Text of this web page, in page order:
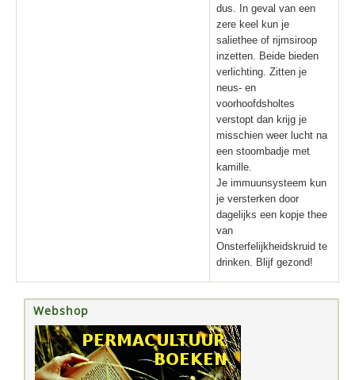
dus. In geval van een
zere keel kun je
saliethee of rijmsiroop
inzetten. Beide bieden
verlichting. Zitten je
neus- en
voorhoofdsholtes
verstopt dan krijg je
misschien weer lucht na
een stoombadje met
kamille.
Je immuunsysteem kun
je versterken door
dagelijks een kopje thee
van
Onsterfelijkheidskruid te
drinken. Blijf gezond!
Webshop